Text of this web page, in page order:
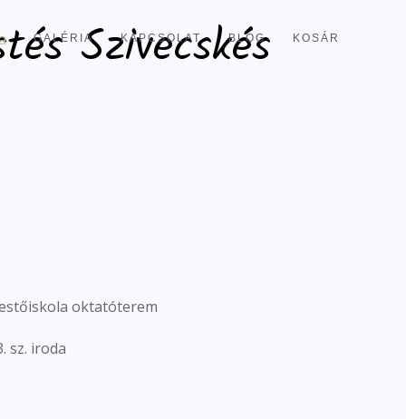
GALÉRIA KAPCSOLAT BLOG KOSÁR
Szivecskés
oktatóterem
sz. iroda